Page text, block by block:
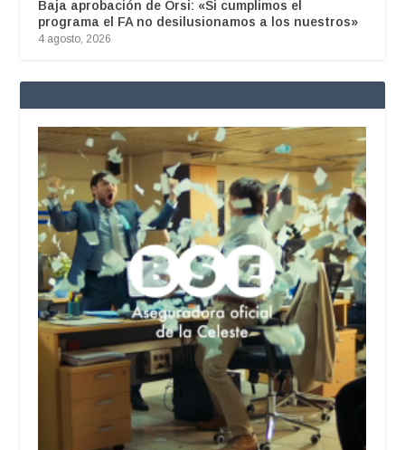
Baja aprobación de Orsi: «Si cumplimos el
programa el FA no desilusionamos a los nuestros»
4 agosto, 2026